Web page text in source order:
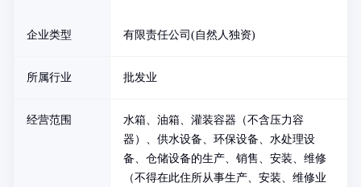
企业类型 有限责任公司(自然人独资)
所属行业 批发业
经营范围
水箱、油箱、灌装容器（不含压力容
器）、供水设备、环保设备、水处理设
备、仓储设备的生产、销售、安装、维修
（不得在此住所从事生产、安装、维修业